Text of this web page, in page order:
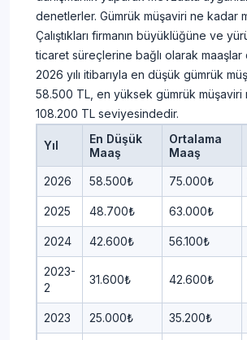
denetlerler. Gümrük müşaviri ne kadar
Çalıştıkları firmanın büyüklüğüne ve
ticaret süreçlerine bağlı olarak maaşlar
2026 yılı itibarıyla en düşük gümrük
58.500 TL, en yüksek gümrük müşaviri
108.200 TL seviyesindedir.
Yıl
En Düşük
Maaş
Ortalama
Maaş
2026 58.500₺ 75.000₺
2025 48.700₺ 63.000₺
2024 42.600₺ 56.100₺
2023-
2
31.600₺ 42.600₺
2023 25.000₺ 35.200₺